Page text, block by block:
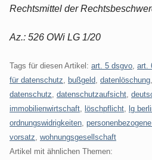
Rechtsmittel der
Az.: 526 OWi LG 1/20
Tags für diesen Artikel: art. 5 dsgvo art.
für datenschutz
bußgeld datenlöschung
datenschutz datenschutzaufsicht
immobilienwirtschaft
löschpflicht lg
ordnungswidrigkeiten
vorsatz wohnungsgesellschaft
Artikel mit ähnlichen Themen: